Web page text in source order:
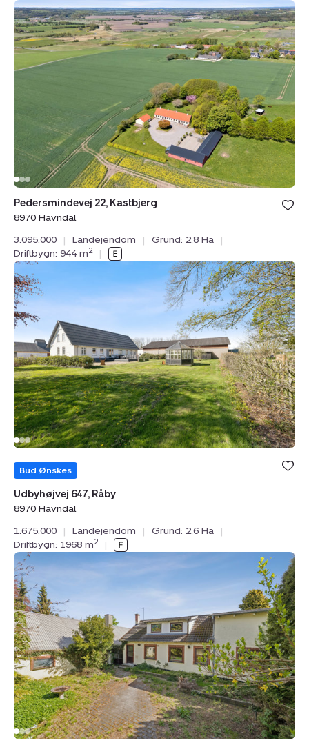
Landejendom:
Pedersmindevej
22,
Kastbjerg,
Pedersmindevej 22, Kastbjerg
8970 Havndal
3.095.000
| Landejendom | Grund: 2,8 Ha
|
Driftbygn: 944 m2 |
Landejendom:
Udbyhøjvej
647,
Råby,
8970
Havndal
Bud Ønskes
Udbyhøjvej 647, Råby
8970 Havndal
1.675.000
| Landejendom | Grund: 2,6 Ha
|
Driftbygn: 1968 m2 |
Landejendom:
Podøjvej
17A,
Hvorslev,
8860
Ulstrup